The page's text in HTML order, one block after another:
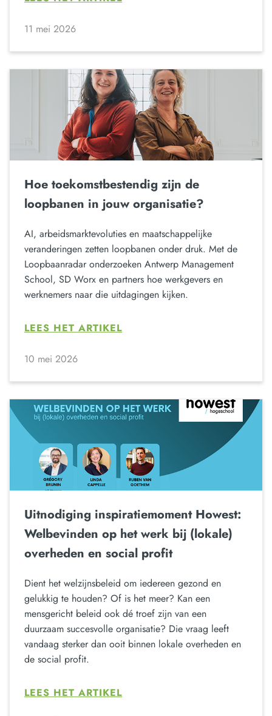
11 mei 2026
Hoe toekomstbestendig zijn de
loopbanen in jouw organisatie?
AI, arbeidsmarktevoluties en maatschappelijke
veranderingen zetten loopbanen onder druk. Met de
Loopbaanradar onderzoeken Antwerp Management
School, SD Worx en partners hoe werkgevers en
werknemers naar die uitdagingen kijken.
LEES HET ARTIKEL
10 mei 2026
Uitnodiging inspiratiemoment Howest:
Welbevinden op het werk bij (lokale)
overheden en social profit
Dient het welzijnsbeleid om iedereen gezond en
gelukkig te houden? Of is het meer? Kan een
mensgericht beleid ook dé troef zijn van een
duurzaam succesvolle organisatie? Die vraag leeft
vandaag sterker dan ooit binnen lokale overheden en
de social profit.
LEES HET ARTIKEL